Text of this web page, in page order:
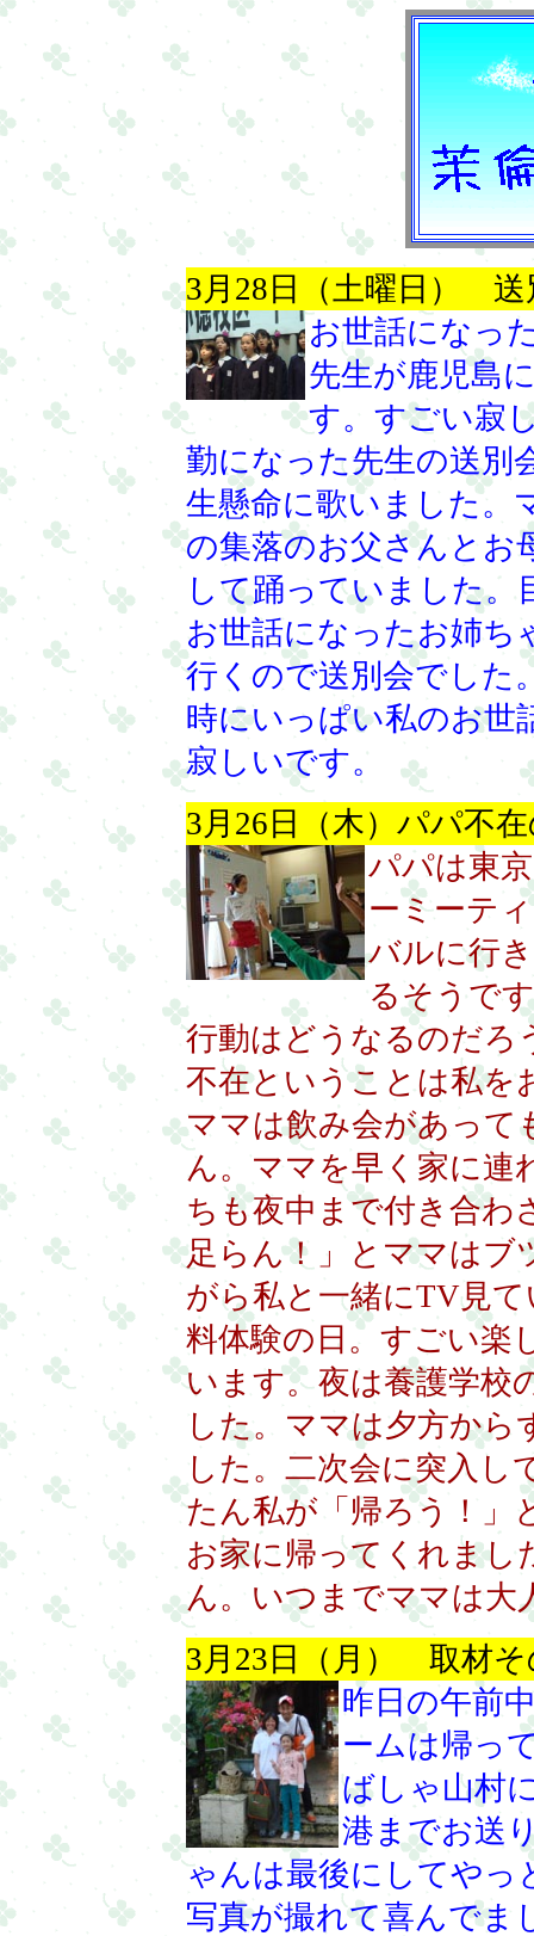
3月28日（土曜日） 送
お世話になっ
先生が鹿児島
す。すごい寂
勤になった先生の送別
生懸命に歌いました。
の集落のお父さんとお
して踊っていました。
お世話になったお姉ち
行くので送別会でした
時にいっぱい私のお世
寂しいです。
3月26日（木）パパ不
パパは東
ーミーテ
バルに行
るそうで
行動はどうなるのだろ
不在ということは私を
ママは飲み会があって
ん。ママを早く家に連
ちも夜中まで付き合わ
足らん！」とママはブ
がら私と一緒にTV見
料体験の日。すごい楽
います。夜は養護学校
した。ママは夕方から
した。二次会に突入し
たん私が「帰ろう！」
お家に帰ってくれまし
ん。いつまでママは大
3月23日（月） 取材そ
昨日の午前
ームは帰っ
ばしゃ山村
港までお送
ゃんは最後にしてやっ
写真が撮れて喜んでま